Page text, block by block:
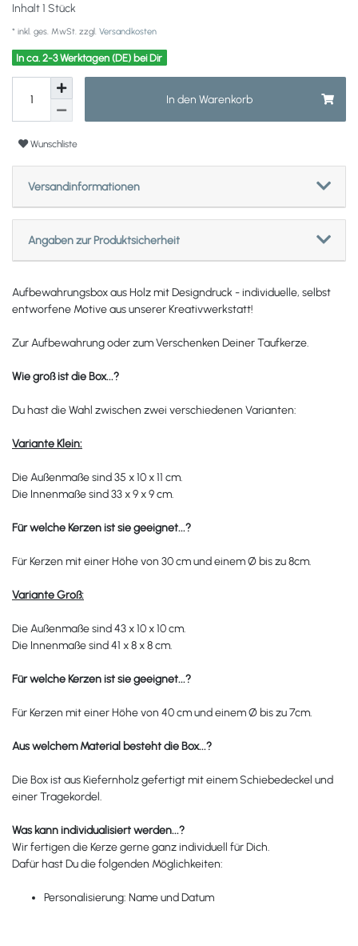
Inhalt1 Stück
* inkl. ges. MwSt. zzgl. Versandkosten
In ca. 2-3 Werktagen (DE) bei Dir
In den Warenkorb
Wunschliste
Versandinformationen
Angaben zur Produktsicherheit
Aufbewahrungsbox aus Holz mit Designdruck - individuelle, selbst
entworfene Motive aus unserer Kreativwerkstatt!
Zur Aufbewahrung oder zum Verschenken Deiner Taufkerze.
Wie groß ist die Box...?
Du hast die Wahl zwischen zwei verschiedenen Varianten:
Variante Klein:
Die Außenmaße sind 35 x 10 x 11 cm.
Die Innenmaße sind 33 x 9 x 9 cm.
Für welche Kerzen ist sie geeignet...?
Für Kerzen mit einer Höhe von 30 cm und einemØ bis zu 8cm.
Variante Groß:
Die Außenmaße sind 43 x 10 x 10 cm.
Die Innenmaße sind 41 x 8 x 8 cm.
Für welche Kerzen ist sie geeignet...?
Für Kerzen mit einer Höhe von 40 cm und einemØ bis zu 7cm.
Aus welchem Material besteht die Box...?
Die Box ist aus Kiefernholz gefertigt mit einem Schiebedeckel und
einer Tragekordel.
Was kann individualisiert werden...?
Wir fertigen die Kerze gerne ganz individuell für Dich.
Dafür hast Du die folgenden Möglichkeiten:
Personalisierung: Name und Datum